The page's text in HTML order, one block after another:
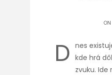
D nes
kde hrá
zvuku.